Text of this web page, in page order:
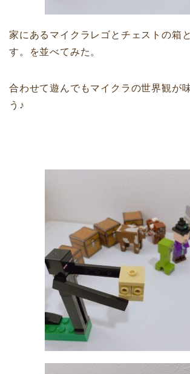
家にあるマイクラレゴとチェストの箱
す。を並べてみた。
合わせて遊んでもマイクラの世界観が
う♪